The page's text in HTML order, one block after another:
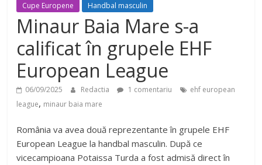
Cupe Europene Handbal masculin
Minaur Baia Mare s-a
calificat în grupele EHF
European League
06/09/2025 Redactia 1 comentariu
ehf european
league, minaur baia mare
România va avea două reprezentante în grupele EHF
European League la handbal masculin. După ce
vicecampioana Potaissa Turda a fost admisă direct în